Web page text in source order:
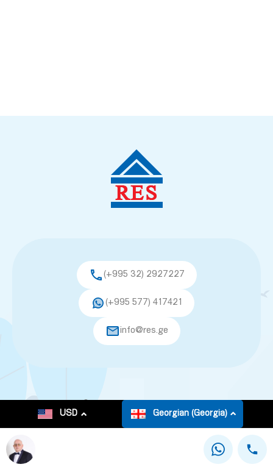
(+995 32) 2927227
(+995 577) 417421
info@res.ge
© 2026. All rights reserved.
USD
Georgian (Georgia)